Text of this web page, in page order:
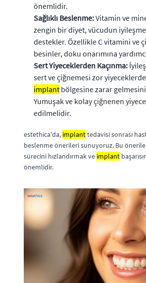
önemlidir.
Sağlıklı Beslenme:Vitamin ve
zengin bir diyet, vücudun
destekler. Özellikle C vitamini ve
besinler, doku onarımına
Sert Yiyeceklerden Kaçınma:
sert ve çiğnemesi zor
implant bölgesine zarar
Yumuşak ve kolay çiğnenen
edilmelidir.
estethica'da, implanttedavisi sonrası
beslenme önerileri sunuyoruz. Bu
sürecini hızlandırmak ve implant
önemlidir.